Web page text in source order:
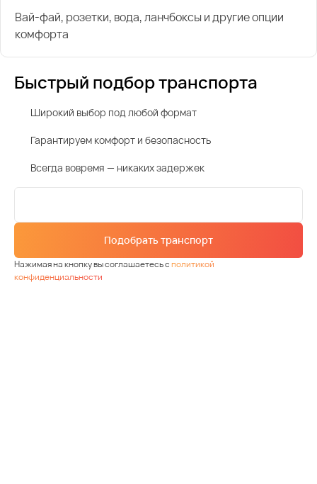
Вай-фай, розетки, вода, ланчбоксы и другие опции
комфорта
Быстрый подбор транспорта
Широкий выбор под любой формат
Гарантируем комфорт и безопасность
Всегда вовремя — никаких задержек
Подобрать транспорт
Нажимая на кнопку вы соглашаетесь сполитикой
конфиденциальности